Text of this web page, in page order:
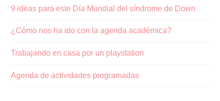
9 ideas para este Día Mundial del síndrome de Down
¿Cómo nos ha ido con la agenda académica?
Trabajando en casa por un playstation
Agenda de actividades programadas